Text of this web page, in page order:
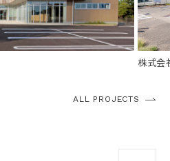
竣工
分類
所在
規模
株式会
ALL PROJECTS